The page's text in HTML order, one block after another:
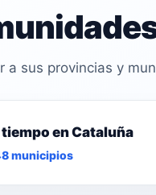
a sus provincias y
tiempo en Cataluña
municipios